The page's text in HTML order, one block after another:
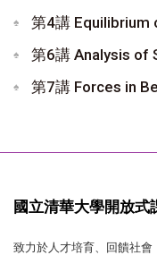
第4講 Equilibrium
第6講 Analysis of
第7講 Forces in
國立清華大學開放式
致力於人才培育、回饋社